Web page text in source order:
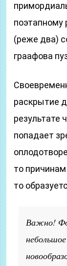
поэтапному
(реже два)
граафова
раскрытие
результате
попадает
то
то
Важно!